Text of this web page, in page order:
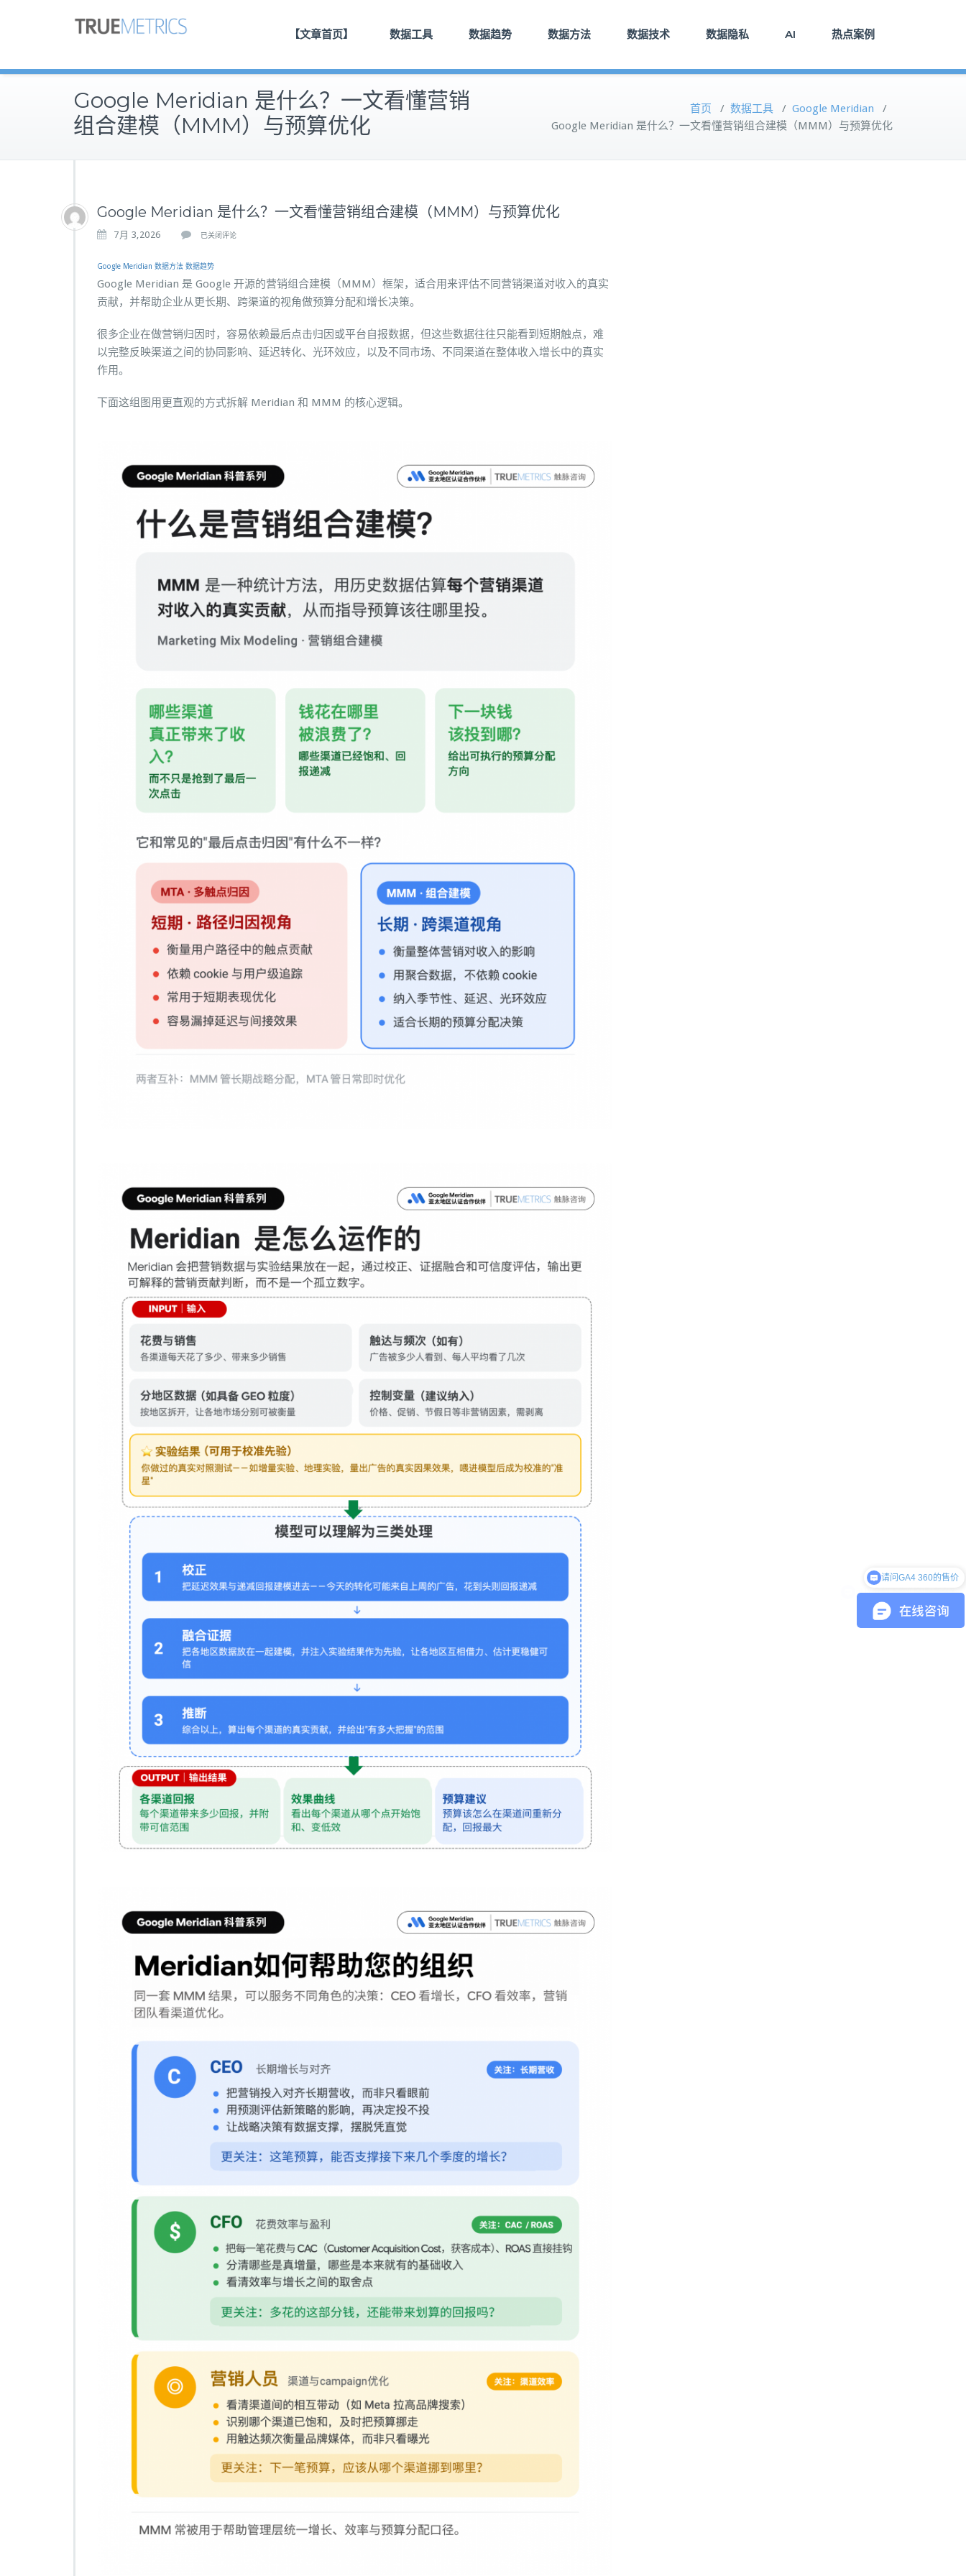
【文章首页】 数据工具 数据趋势 数据方法 数据技术 数据隐私 AI 热点案例
Google Meridian 是什么？一文看懂营销
组合建模（MMM）与预算优化
首页 / 数据工具 / Google Meridian /
Google Meridian 是什么？一文看懂营销组合建模（MMM）与预算优化
Google Meridian 是什么？一文看懂营销组合建模（MMM）与预算优化
7月 3,2026
G
o
g
l
M
e
n
是
么？
一
看
懂
营
组
模
（M
M
与
化
已关闭评论
Google Meridian 数据方法 数据趋势
Google Meridian 是 Google 开源的营销组合建模（MMM）框架，适合用来评估不同营销渠道对收入的真实
贡献，并帮助企业从更长期、跨渠道的视角做预算分配和增长决策。
很多企业在做营销归因时，容易依赖最后点击归因或平台自报数据，但这些数据往往只能看到短期触点，难
以完整反映渠道之间的协同影响、延迟转化、光环效应，以及不同市场、不同渠道在整体收入增长中的真实
作用。
下面这组图用更直观的方式拆解 Meridian 和 MMM 的核心逻辑。
可以介绍下你们的服务么？